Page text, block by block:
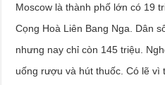
Moscow là thành phố lớn có 19
Cọng Hoà Liên Bang Nga. Dân
nhưng nay chỉ còn 145 triệu.
uống rượu và hút thuốc. Có lẽ vì